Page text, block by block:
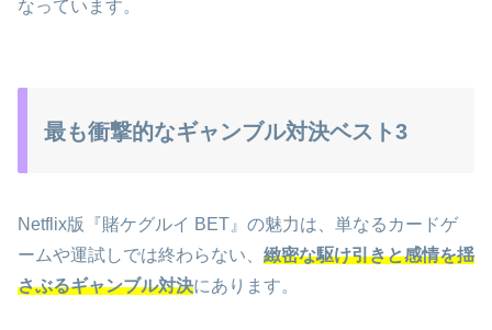
なっています。
最も衝撃的なギャンブル対決ベスト3
Netflix版『賭ケグルイ BET』の魅力は、単なるカードゲ
ームや運試しでは終わらない、 緻密な駆け引きと感情を揺
さぶるギャンブル対決にあります。